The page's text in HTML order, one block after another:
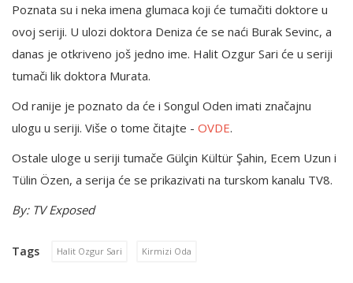
Poznata su i neka imena glumaca koji će tumačiti doktore u
ovoj seriji. U ulozi doktora Deniza će se naći Burak Sevinc, a
danas je otkriveno još jedno ime. Halit Ozgur Sari će u seriji
tumači lik doktora Murata.
Od ranije je poznato da će i Songul Oden imati značajnu
ulogu u seriji. Više o tome čitajte - OVDE.
Ostale uloge u seriji tumače Gülçin Kültür Şahin, Ecem Uzun i
Tülin Özen, a serija će se prikazivati na turskom kanalu TV8.
By: TV Exposed
Tags Halit Ozgur Sari Kirmizi Oda